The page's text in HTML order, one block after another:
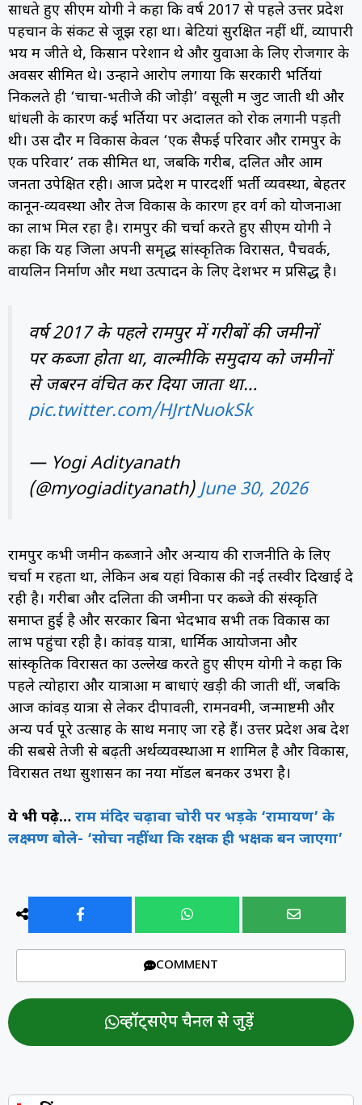
साधते हुए सीएम योगी ने कहा कि वर्ष 2017 से पहले उत्तर प्रदेश
पहचान के संकट से जूझ रहा था। बेटियां सुरक्षित नहीं थीं, व्यापारी
भय में जीते थे, किसान परेशान थे और युवाओं के लिए रोजगार के
अवसर सीमित थे। उन्होंने आरोप लगाया कि सरकारी भर्तियां
निकलते ही ‘चाचा-भतीजे की जोड़ी’ वसूली में जुट जाती थी और
धांधली के कारण कई भर्तियों पर अदालत को रोक लगानी पड़ती
थी। उस दौर में विकास केवल ‘एक सैफई परिवार और रामपुर के
एक परिवार’ तक सीमित था, जबकि गरीब, दलित और आम
जनता उपेक्षित रही। आज प्रदेश में पारदर्शी भर्ती व्यवस्था, बेहतर
कानून-व्यवस्था और तेज विकास के कारण हर वर्ग को योजनाओं
का लाभ मिल रहा है। रामपुर की चर्चा करते हुए सीएम योगी ने
कहा कि यह जिला अपनी समृद्ध सांस्कृतिक विरासत, पैचवर्क,
वायलिन निर्माण और मेंथा उत्पादन के लिए देशभर में प्रसिद्ध है।
वर्ष 2017 के पहले रामपुर में गरीबों की जमीनों
पर कब्जा होता था, वाल्मीकि समुदाय को जमीनों
से जबरन वंचित कर दिया जाता था…
pic.twitter.com/HJrtNuokSk
— Yogi Adityanath
(@myogiadityanath)June 30, 2026
रामपुर कभी जमीन कब्जाने और अन्याय की राजनीति के लिए
चर्चा में रहता था, लेकिन अब यहां विकास की नई तस्वीर दिखाई दे
रही है। गरीबों और दलितों की जमीनों पर कब्जे की संस्कृति
समाप्त हुई है और सरकार बिना भेदभाव सभी तक विकास का
लाभ पहुंचा रही है। कांवड़ यात्रा, धार्मिक आयोजनों और
सांस्कृतिक विरासत का उल्लेख करते हुए सीएम योगी ने कहा कि
पहले त्योहारों और यात्राओं में बाधाएं खड़ी की जाती थीं, जबकि
आज कांवड़ यात्रा से लेकर दीपावली, रामनवमी, जन्माष्टमी और
अन्य पर्व पूरे उत्साह के साथ मनाए जा रहे हैं। उत्तर प्रदेश अब देश
की सबसे तेजी से बढ़ती अर्थव्यवस्थाओं में शामिल है और विकास,
विरासत तथा सुशासन का नया मॉडल बनकर उभरा है।
ये भी पढ़े… राम मंदिर चढ़ावा चोरी पर भड़के ‘रामायण’ के
लक्ष्मण बोले- ‘सोचा नहीं था कि रक्षक ही भक्षक बन जाएगा’
COMMENT
व्हॉट्सऐप चैनल से जुड़ें